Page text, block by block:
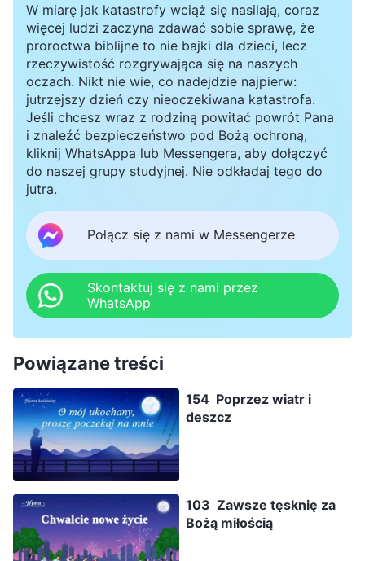
W miarę jak katastrofy wciąż się nasilają, coraz
więcej ludzi zaczyna zdawać sobie sprawę, że
proroctwa biblijne to nie bajki dla dzieci, lecz
rzeczywistość rozgrywająca się na naszych
oczach. Nikt nie wie, co nadejdzie najpierw:
jutrzejszy dzień czy nieoczekiwana katastrofa.
Jeśli chcesz wraz z rodziną powitać powrót Pana
i znaleźć bezpieczeństwo pod Bożą ochroną,
kliknij WhatsAppa lub Messengera, aby dołączyć
do naszej grupy studyjnej. Nie odkładaj tego do
jutra.
Połącz się z nami w Messengerze
Skontaktuj się z nami przez
WhatsApp
Powiązane treści
154 Poprzez wiatr i
deszcz
103 Zawsze tęsknię za
Bożą miłością